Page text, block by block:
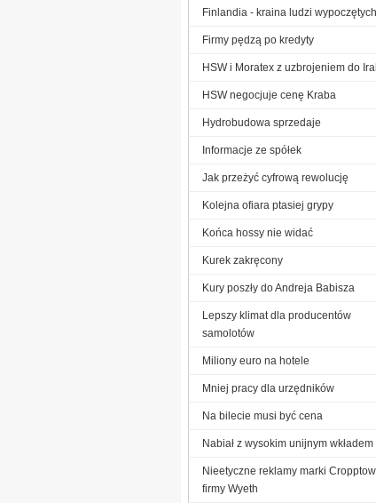
Finlandia - kraina ludzi wypoczętych
Firmy pędzą po kredyty
HSW i Moratex z uzbrojeniem do
HSW negocjuje cenę Kraba
Hydrobudowa sprzedaje
Informacje ze spółek
Jak przeżyć cyfrową rewolucję
Kolejna ofiara ptasiej grypy
Końca hossy nie widać
Kurek zakręcony
Kury poszły do Andreja Babisza
Lepszy klimat dla producentów
samolotów
Miliony euro na hotele
Mniej pracy dla urzędników
Na bilecie musi być cena
Nabiał z wysokim unijnym wkładem
Nieetyczne reklamy marki
firmy Wyeth